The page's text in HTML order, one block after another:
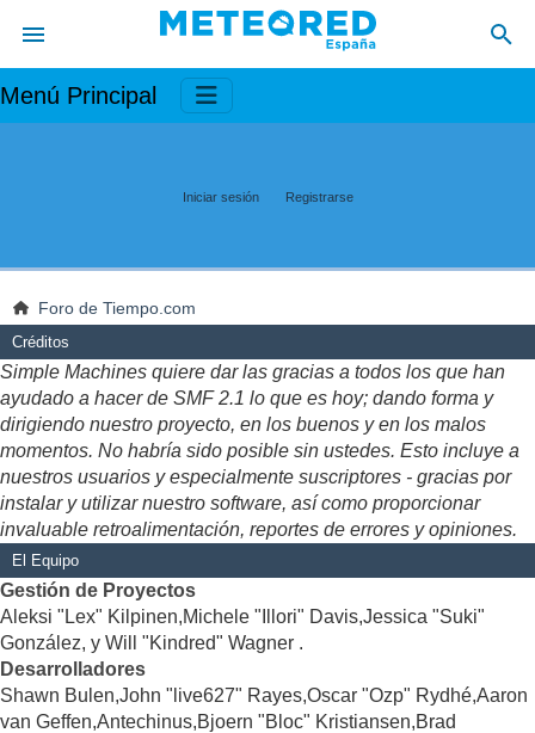
Menú Principal
Iniciar sesión Registrarse
Foro de Tiempo.com
Créditos
Simple Machines quiere dar las gracias a todos los que han
ayudado a hacer de SMF 2.1 lo que es hoy; dando forma y
dirigiendo nuestro proyecto, en los buenos y en los malos
momentos. No habría sido posible sin ustedes. Esto incluye a
nuestros usuarios y especialmente suscriptores - gracias por
instalar y utilizar nuestro software, así como proporcionar
invaluable retroalimentación, reportes de errores y opiniones.
El Equipo
Gestión de Proyectos
Aleksi "Lex" Kilpinen,Michele "Illori" Davis,Jessica "Suki"
González, y Will "Kindred" Wagner .
Desarrolladores
Shawn Bulen,John "live627" Rayes,Oscar "Ozp" Rydhé,Aaron
van Geffen,Antechinus,Bjoern "Bloc" Kristiansen,Brad